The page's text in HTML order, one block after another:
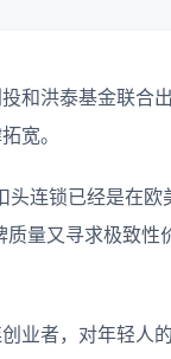
和洪泰基金联合
宽。
连锁已经是在欧
量又寻求极致性
业者，对年轻人